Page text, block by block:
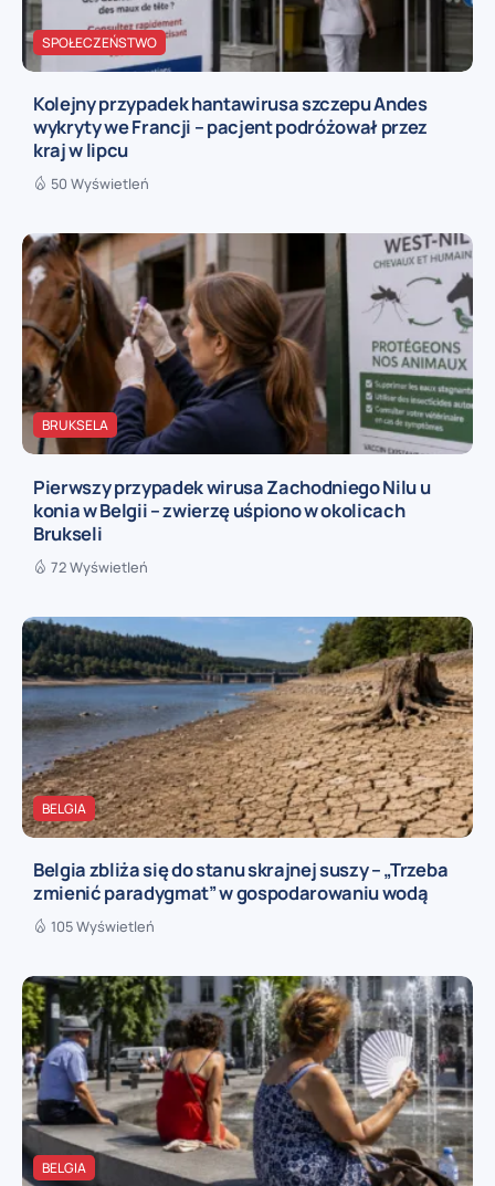
SPOŁECZEŃSTWO
Kolejny przypadek hantawirusa szczepu Andes
wykryty we Francji – pacjent podróżował przez
kraj w lipcu
50 Wyświetleń
BRUKSELA
Pierwszy przypadek wirusa Zachodniego Nilu u
konia w Belgii – zwierzę uśpiono w okolicach
Brukseli
72 Wyświetleń
BELGIA
Belgia zbliża się do stanu skrajnej suszy – „Trzeba
zmienić paradygmat” w gospodarowaniu wodą
105 Wyświetleń
BELGIA